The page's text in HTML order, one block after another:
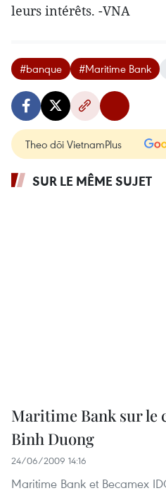
leurs intérêts. -VNA
#banque #Maritime Bank
Theo dõi VietnamPlus
SUR LE MÊME SUJET
Maritime Bank sur le
Binh Duong
24/06/2009 14:16
Maritime Bank et Becamex